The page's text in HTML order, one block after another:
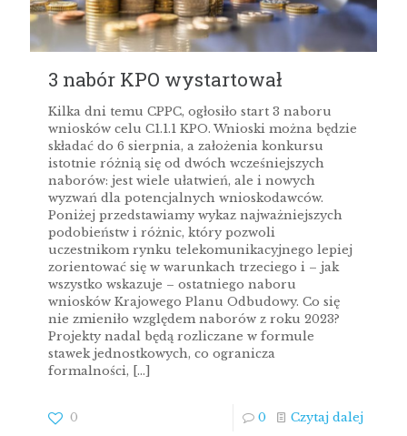
3 nabór KPO wystartował
Kilka dni temu CPPC, ogłosiło start 3 naboru
wniosków celu C1.1.1 KPO. Wnioski można będzie
składać do 6 sierpnia, a założenia konkursu
istotnie różnią się od dwóch wcześniejszych
naborów: jest wiele ułatwień, ale i nowych
wyzwań dla potencjalnych wnioskodawców.
Poniżej przedstawiamy wykaz najważniejszych
podobieństw i różnic, który pozwoli
uczestnikom rynku telekomunikacyjnego lepiej
zorientować się w warunkach trzeciego i – jak
wszystko wskazuje – ostatniego naboru
wniosków Krajowego Planu Odbudowy. Co się
nie zmieniło względem naborów z roku 2023?
Projekty nadal będą rozliczane w formule
stawek jednostkowych, co ogranicza
formalności, […]
0 0 Czytaj dalej